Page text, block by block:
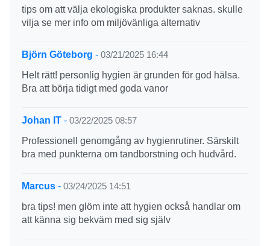
tips om att välja ekologiska produkter saknas. skulle
vilja se mer info om miljövänliga alternativ
Björn Göteborg - 03/21/2025 16:44
Helt rätt! personlig hygien är grunden för god hälsa.
Bra att börja tidigt med goda vanor
Johan IT - 03/22/2025 08:57
Professionell genomgång av hygienrutiner. Särskilt
bra med punkterna om tandborstning och hudvård.
Marcus - 03/24/2025 14:51
bra tips! men glöm inte att hygien också handlar om
att känna sig bekväm med sig själv